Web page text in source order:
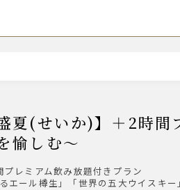
サワー
梅酒
ック、水割り、ソーダ割り、お湯割り
黒毛和牛など旬の味覚、
愉しむ～
プレミアム飲み放題付きプラン
るエール樽生」「世界の五大ウイスキ